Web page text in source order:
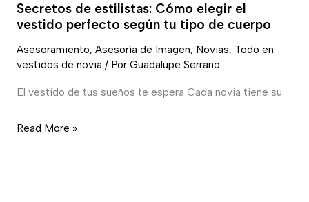
Secretos de estilistas: Cómo elegir el
vestido perfecto según tu tipo de cuerpo
Asesoramiento, Asesoría de Imagen, Novias, Todo en
vestidos de novia / Por Guadalupe Serrano
El vestido de tus sueños te espera Cada novia tiene su
estilistas:
Cómo
elegir
el
vestido
según
Read More »